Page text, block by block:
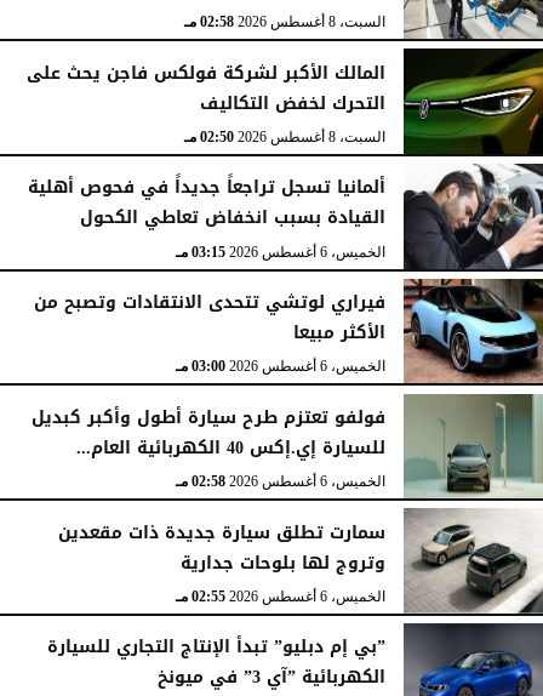
السبت، 8 أغسطس 2026 02:58 مـ
المالك الأكبر لشركة فولكس فاجن يحث على
التحرك لخفض التكاليف
السبت، 8 أغسطس 2026 02:50 مـ
ألمانيا تسجل تراجعاً جديداً في فحوص أهلية
القيادة بسبب انخفاض تعاطي الكحول
الخميس، 6 أغسطس 2026 03:15 مـ
فيراري لوتشي تتحدى الانتقادات وتصبح من
الأكثر مبيعا
الخميس، 6 أغسطس 2026 03:00 مـ
فولفو تعتزم طرح سيارة أطول وأكبر كبديل
للسيارة إي.إكس 40 الكهربائية العام...
الخميس، 6 أغسطس 2026 02:58 مـ
سمارت تطلق سيارة جديدة ذات مقعدين
وتروج لها بلوحات جدارية
الخميس، 6 أغسطس 2026 02:55 مـ
”بي إم دبليو” تبدأ الإنتاج التجاري للسيارة
الكهربائية ”آي 3” في ميونخ